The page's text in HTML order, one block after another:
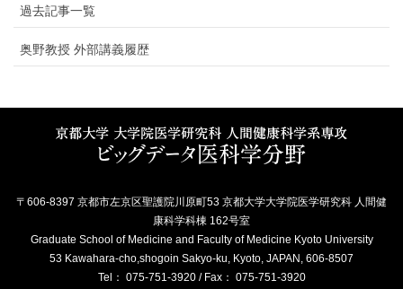
過去記事一覧
奥野教授 外部講義履歴
〒606-8397 京都市左京区聖護院川原町53 京都大学大学院医学研究科 人間健
康科学科棟 162号室
Graduate School of Medicine and Faculty of Medicine Kyoto University
53 Kawahara-cho,shogoin Sakyo-ku, Kyoto, JAPAN, 606-8507
Tel： 075-751-3920 / Fax： 075-751-3920